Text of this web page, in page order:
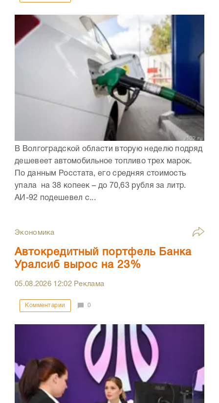
В Волгоградской области вторую неделю подряд
дешевеет автомобильное топливо трех марок.
По данным Росстата, его средняя стоимость
упала на 38 копеек – до 70,63 рубля за литр.
АИ-92 подешевел с...
Экономика
Автокредитный портфель Банка
Уралсиб вырос на 23%
05.08.2026 12:02Реклама
Комментарии 0